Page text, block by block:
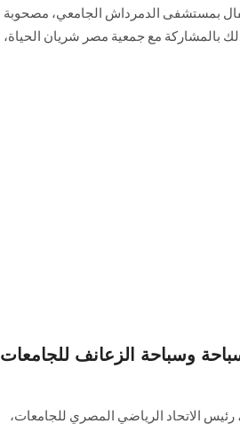
بمستشفى الدمرداش الجامعي، مصحوبة
بالمشاركة مع جمعية مصر شريان الحياة،
وسباحة الزعانف للجامعات
رئيس الاتحاد الرياضي المصري للجامعات،